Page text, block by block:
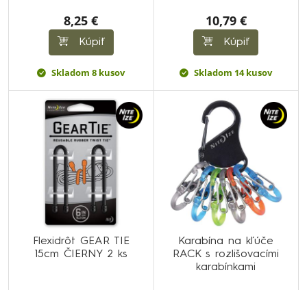
8,25 €
Kúpiť
Skladom 8 kusov
10,79 €
Kúpiť
Skladom 14 kusov
Flexidrôt GEAR TIE
15cm ČIERNY 2 ks
Karabína na kľúče
RACK s rozlišovacími
karabínkami